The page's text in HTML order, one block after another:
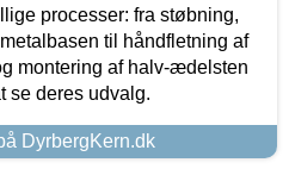
processer: fra støbning,
til håndfletning af
montering af halv-ædelsten
se deres udvalg.
DyrbergKern.dk